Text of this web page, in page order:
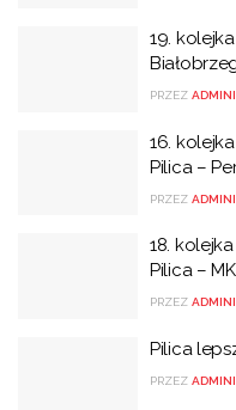
19.
PRZEZ
16.
Pilica –
PRZEZ
18.
Pilica –
PRZEZ
Pilica
PRZEZ